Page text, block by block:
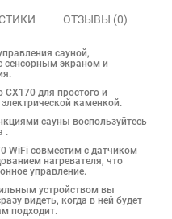
ОТЗЫВЫ (0)
сауной,
сенсорным экраном и
CX170 для простого и
каменкой.
сауны воспользуйтесь
.
WiFi совместим с датчиком
нагревателя, что
управление.
устройством вы
видеть, когда в ней будет
подходит.